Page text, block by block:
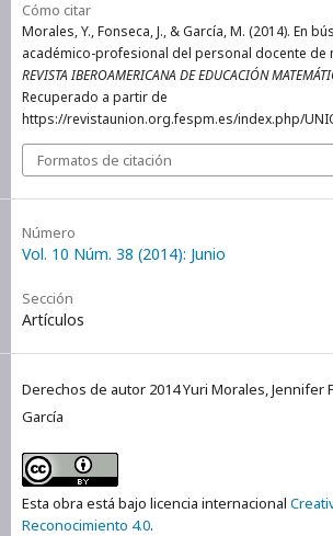
Cómo citar
Morales, Y., Fonseca, J., & García, M. (2014). En
académico-profesional del personal docente de
REVISTA IBEROAMERICANA DE EDUCACIÓN
Recuperado a partir de
https://revistaunion.org.fespm.es/index.php/
Formatos de citación
Número
Vol. 10 Núm. 38 (2014): Junio
Sección
Artículos
Derechos de autor 2014 Yuri Morales, Jennifer
García
Esta obra está bajo licencia internacional
Reconocimiento 4.0.